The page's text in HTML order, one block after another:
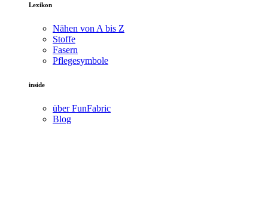
Lexikon
Nähen von A bis Z
Stoffe
Fasern
Pflegesymbole
inside
über FunFabric
Blog